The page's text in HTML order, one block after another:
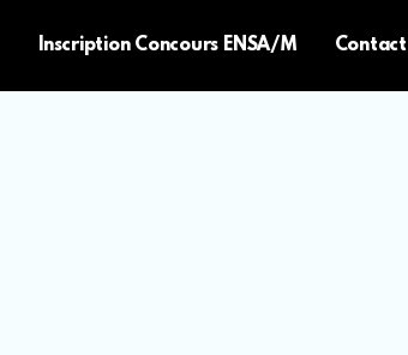
Inscription Concours ENSA/M Contact